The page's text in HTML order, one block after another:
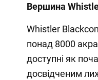
Вершина
Whistler
понад 8000
доступні як
досвідченим